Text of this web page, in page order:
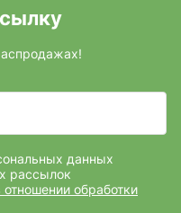
данных
рассылок
отношении обработки